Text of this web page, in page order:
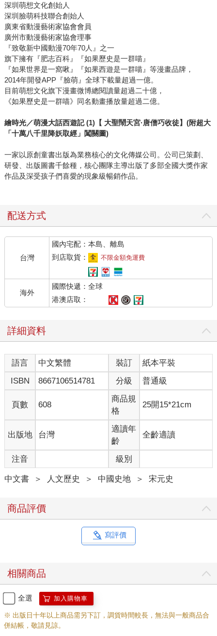
深圳萌想文化創始人
深圳臉萌科技聯合創始人
廣東省動漫藝術家協會會員
廣州市動漫藝術家協會理事
『致敬新中國動漫70年70人』之一
旗下擁有『肥志百科』『如果歷史是一群喵』
『如果世界是一窩啾』『如果西遊是一群喵』等漫畫品牌，
2014年開發APP『臉萌』全球下載量超過一億。
目前萌想文化旗下漫畫微博總閱讀量超過二十億，
《如果歷史是一群喵》同名動畫播放量超過二億。
繪時光／萌漫大話西遊記 (1)【 大聖鬧天宮·唐僧巧收徒】(附超大
「十萬八千里降妖取經」闖關圖)
一家以原創童書出版為業務核心的文化傳媒公司。公司已策劃、
研發、出版圖書千餘種，核心團隊主導出版了多部全國大獎作家
作品及深受孩子們喜愛的現象級暢銷作品。
配送方式
台灣
國內宅配：本島、離島
到店取貨：
不限金額免運費
海外
國際快遞：全球
港澳店取：
詳細資料
語言 中文繁體 裝訂
紙本平裝
ISBN
8667106514781 分級 普通級
頁數 608
商品規
格
25開15*21cm
出版地 台灣
適讀年
齡
全齡適讀
注音 級別
中文書 ＞ 人文歷史 ＞ 中國史地 ＞ 宋元史
商品評價
寫評價
相關商品
全選 加入購物車
※ 出版日十年以上商品需另下訂，調貨時間較長，無法與一般商品合
併結帳，敬請見諒。